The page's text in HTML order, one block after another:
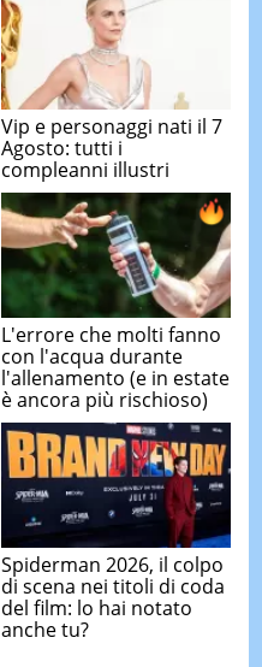
Vip e personaggi nati il 7
Agosto: tutti i
compleanni illustri
L'errore che molti fanno
con l'acqua durante
l'allenamento (e in estate
è ancora più rischioso)
Spiderman 2026, il colpo
di scena nei titoli di coda
del film: lo hai notato
anche tu?